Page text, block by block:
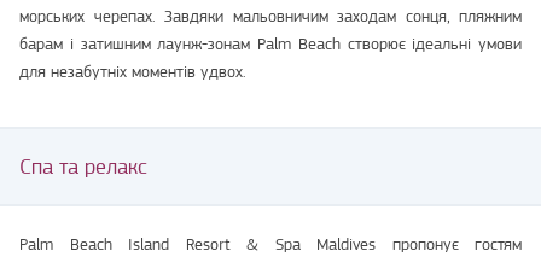
морських черепах. Завдяки мальовничим заходам сонця, пляжним
барам і затишним лаунж-зонам Palm Beach створює ідеальні умови
для незабутніх моментів удвох.
Спа та релакс
Palm Beach Island Resort & Spa Maldives пропонує гостям